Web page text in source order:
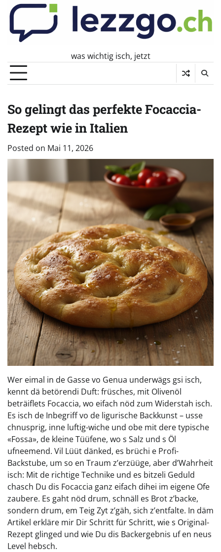
Skip
content
was wichtig isch, jetzt
So gelingt das perfekte Focaccia-
Rezept wie in Italien
Posted on Mai 11, 2026
Wer eimal in de Gasse vo Genua underwägs gsi isch,
kennt dä betörendi Duft: früsches, mit Olivenöl
beträiflets Focaccia, wo eifach nöd zum Widerstah isch.
Es isch de Inbegriff vo de ligurische Backkunst – usse
chnusprig, inne luftig-wiche und obe mit dere typische
«Fossa», de kleine Tüüfene, wo s Salz und s Öl
ufneemend. Vil Lüüt dänked, es brüchi e Profi-
Backstube, um so en Traum z’erzüüge, aber d’Wahrheit
isch: Mit de richtige Technike und es bitzeli Geduld
chasch Du dis Focaccia ganz eifach dihei im eigene Ofe
zaubere. Es gaht nöd drum, schnäll es Brot z’backe,
sondern drum, em Teig Zyt z’gäh, sich z’entfalte. In däm
Artikel erkläre mir Dir Schritt für Schritt, wie s Original-
Rezept glinged und wie Du dis Backergebnis uf en neus
Level hebsch.